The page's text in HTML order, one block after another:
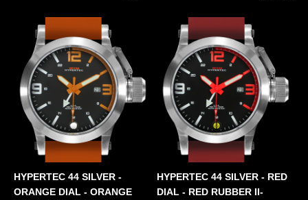
HYPERTEC 44 SILVER -
ORANGE DIAL - ORANGE
HYPERTEC 44 SILVER - RED
DIAL - RED RUBBER II-